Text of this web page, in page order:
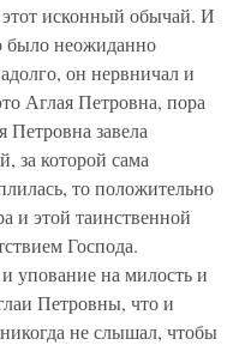
исконный обычай. И
было неожиданно
он нервничал и
Аглая Петровна, пора
Петровна завела
за которой сама
то положительно
и этой таинственной
Господа.
упование на милость и
Петровны, что и
не слышал, чтобы